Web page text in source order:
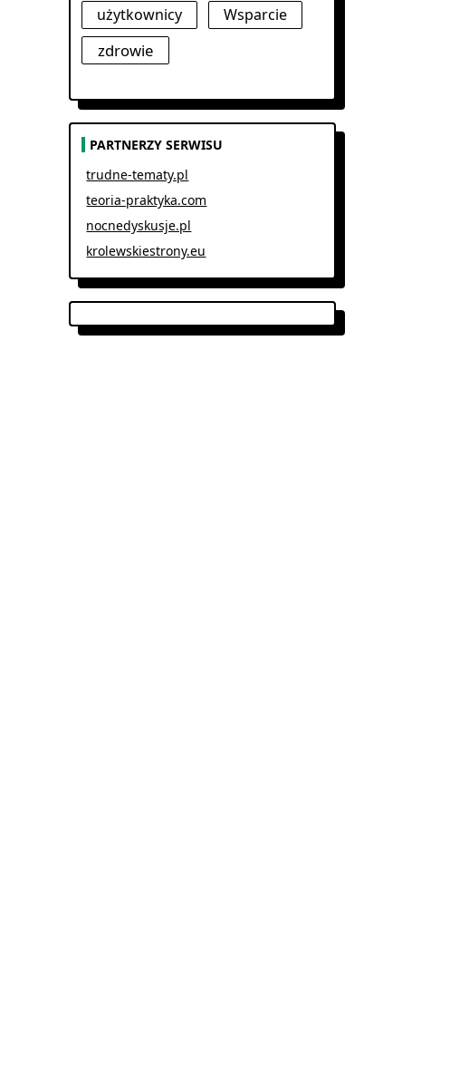
użytkownicy Wsparcie
zdrowie
PARTNERZY SERWISU
trudne-tematy.pl
teoria-praktyka.com
nocnedyskusje.pl
krolewskiestrony.eu